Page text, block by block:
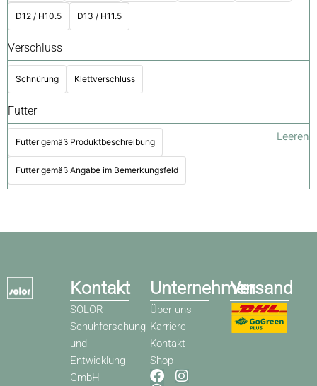
D12 / H10.5 D13 / H11.5
Verschluss
Schnürung Klettverschluss
Futter
Futter gemäß Produktbeschreibung
Futter gemäß Angabe im Bemerkungsfeld
Leeren
Kontakt
SOLOR
Schuhforschung
und
Entwicklung
GmbH
Unternehmen
Über uns
Karriere
Kontakt
Shop
F
I
W
Versand